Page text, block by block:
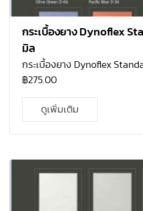
กระเบื้องยาง Dynoflex
มิล
กระเบื้องยาง Dynoflex
฿275.00
ดูเพิ่มเติม